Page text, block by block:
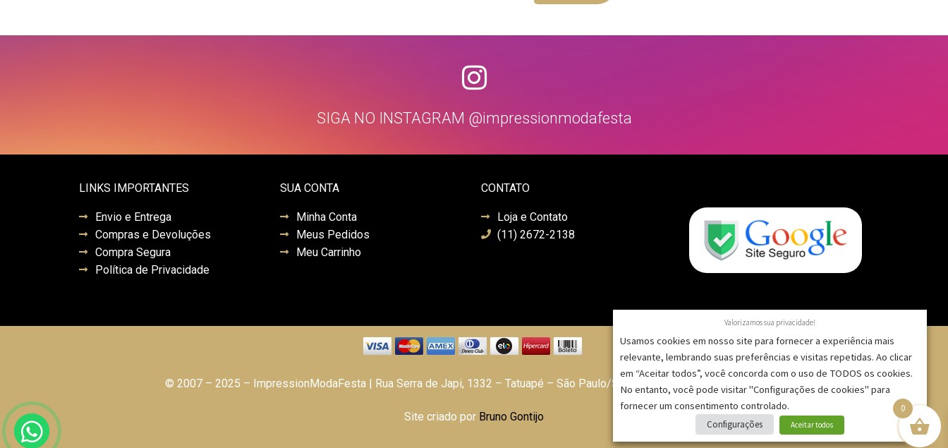
SIGA NO INSTAGRAM @impressionmodafesta
LINKS IMPORTANTES
Envio e Entrega
Compras e Devoluções
Compra Segura
Política de Privacidade
SUA CONTA
Minha Conta
Meus Pedidos
Meu Carrinho
CONTATO
Loja e Contato
(11) 2672-2138
© 2007 – 2025 – ImpressionModaFesta | Rua Serra de Japi, 1332 – Tatuapé – São Paulo/SP – CNPJ: 09.271.257/0001-52 |
Site criado por Bruno Gontijo
0
Valorizamos sua privacidade!
Usamos cookies em nosso site para fornecer a experiência mais
relevante, lembrando suas preferências e visitas repetidas. Ao clicar
em “Aceitar todos”, você concorda com o uso de TODOS os cookies.
No entanto, você pode visitar "Configurações de cookies" para
fornecer um consentimento controlado.
Configurações Aceitar todos